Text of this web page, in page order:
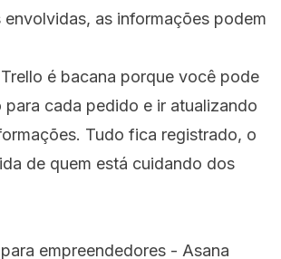
envolvidas, as informações podem
é bacana porque você pode
para cada pedido e ir atualizando
Tudo fica registrado, o
de quem está cuidando dos